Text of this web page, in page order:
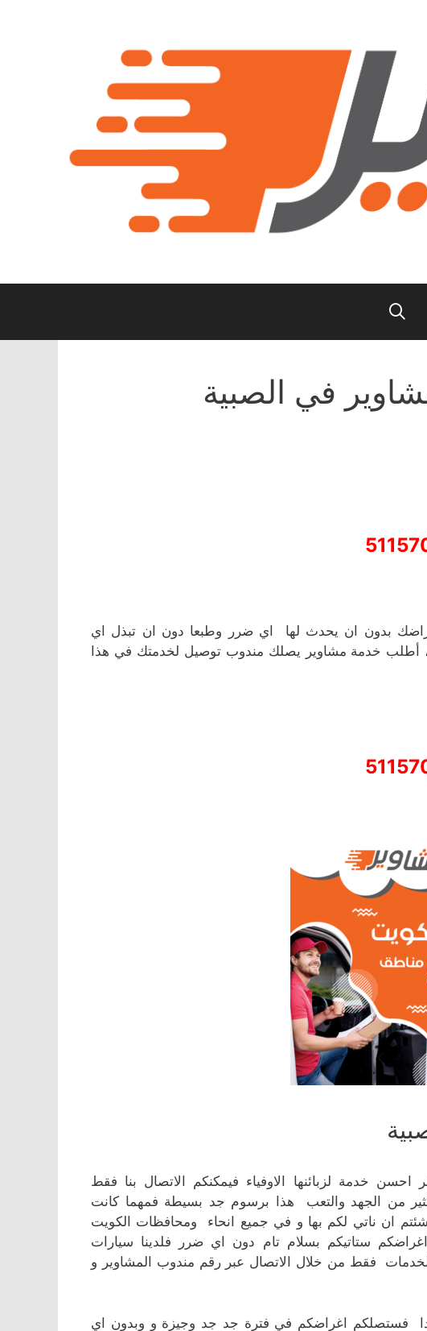
في الصبية
بدون ان يحدث لها اي ضرر وطبعا دون ان تبذل اي
أطلب خدمة مشاوير يصلك مندوب توصيل لخدمتك في هذا
خدمة لزبائنها الاوفياء فيمكنكم الاتصال بنا فقط
من الجهد والتعب هذا برسوم جد بسيطة فمهما كانت
ان ناتي لكم بها و في جميع انحاء ومحافظات الكويت
ستاتيكم بسلام تام دون اي ضرر فلدينا سيارات
فقط من خلال الاتصال عبر رقم مندوب المشاوير و
جدا فستصلكم اغراضكم في فترة جد جد وجيزة و وبدون اي